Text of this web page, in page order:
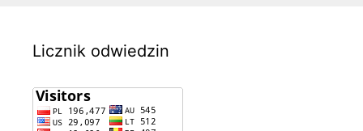
Licznik odwiedzin